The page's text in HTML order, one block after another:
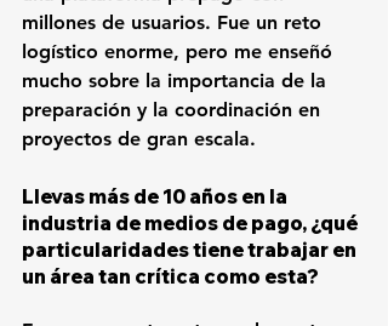
millones de usuarios. Fue un reto
logístico enorme, pero me enseñó
mucho sobre la importancia de la
preparación y la coordinación en
proyectos de gran escala.
Llevas más de 10 años en la
industria de medios de pago, ¿qué
particularidades tiene trabajar en
un área tan crítica como esta?